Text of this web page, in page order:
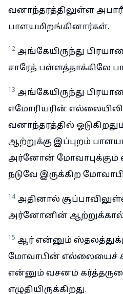
வனாந்தரத்திலுள்ள
பாளயமிறங்கினார்கள்.
12 அங்கேயிருந்து
சாரேத் பள்ளத்தாக்கிலே
13 அங்கேயிருந்து
எமோரியரின்
வனாந்தரத்தில்
ஆற்றுக்கு இப்புறம்
அர்னோன் மோவாபுக்கும்
நடுவே இருக்கிற
14 அதினால்
அர்னோனின்
15 ஆர் என்னும்
மோவாபின் எல்லையைச்
என்னும் வசனம்
எழுதியிருக்கிறது.